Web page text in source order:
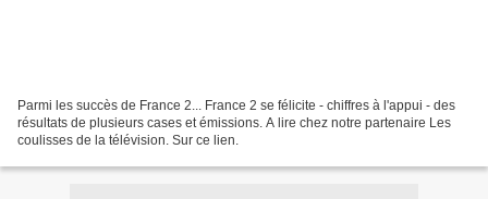
Parmi les succès de France 2... France 2 se félicite - chiffres à l'appui - des
résultats de plusieurs cases et émissions. A lire chez notre partenaire Les
coulisses de la télévision. Sur ce lien.